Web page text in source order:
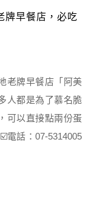
牌早餐店，必吃
老牌早餐店「阿美
人都是為了慕名脆
可以直接點兩份蛋
電話：07-5314005